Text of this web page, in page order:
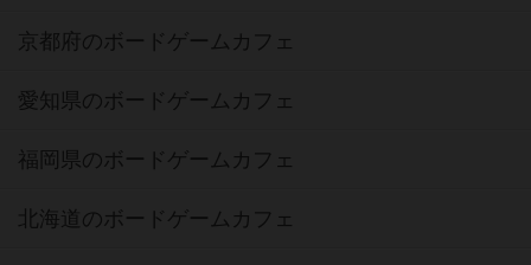
京都府のボードゲームカフェ
愛知県のボードゲームカフェ
福岡県のボードゲームカフェ
北海道のボードゲームカフェ